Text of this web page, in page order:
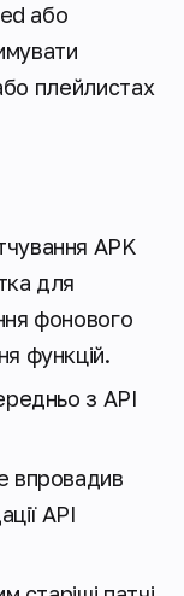
або
плейлистах
APK
для
фонового
функцій.
з API
впровадив
API